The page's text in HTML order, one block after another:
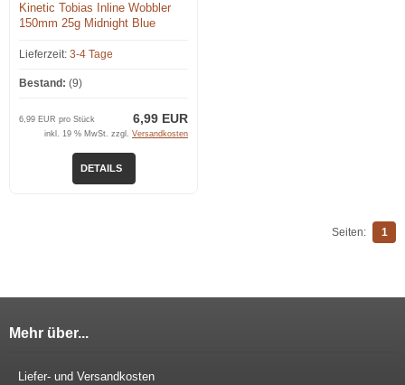
Kinetic Tobias Inline Wobbler
150mm 25g Midnight Blue
Lieferzeit: 3-4 Tage
Bestand: (9)
6,99 EUR
6,99 EUR pro Stück
inkl. 19 % MwSt. zzgl. Versandkosten
DETAILS
Seiten: 1
Mehr über...
Liefer- und Versandkosten